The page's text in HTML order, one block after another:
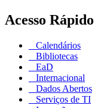
Acesso Rápido
Calendários
Bibliotecas
EaD
Internacional
Dados Abertos
Serviços de TI